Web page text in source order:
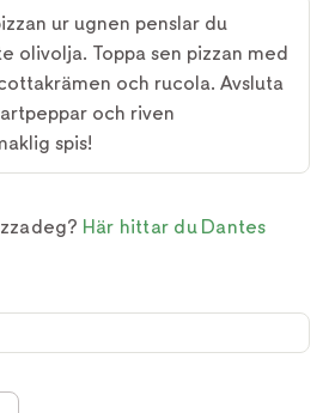
ur ugnen penslar du
olivolja. Toppa sen pizzan med
och rucola. Avsluta
och riven
spis!
Här hittar du Dantes